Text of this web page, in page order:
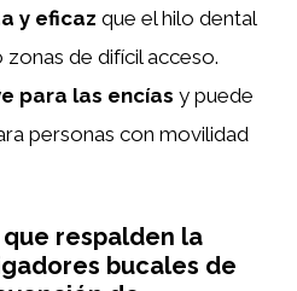
y eficaz que el hilo dental
de difícil acceso.
para las encías y puede
personas con movilidad
respalden la
bucales de